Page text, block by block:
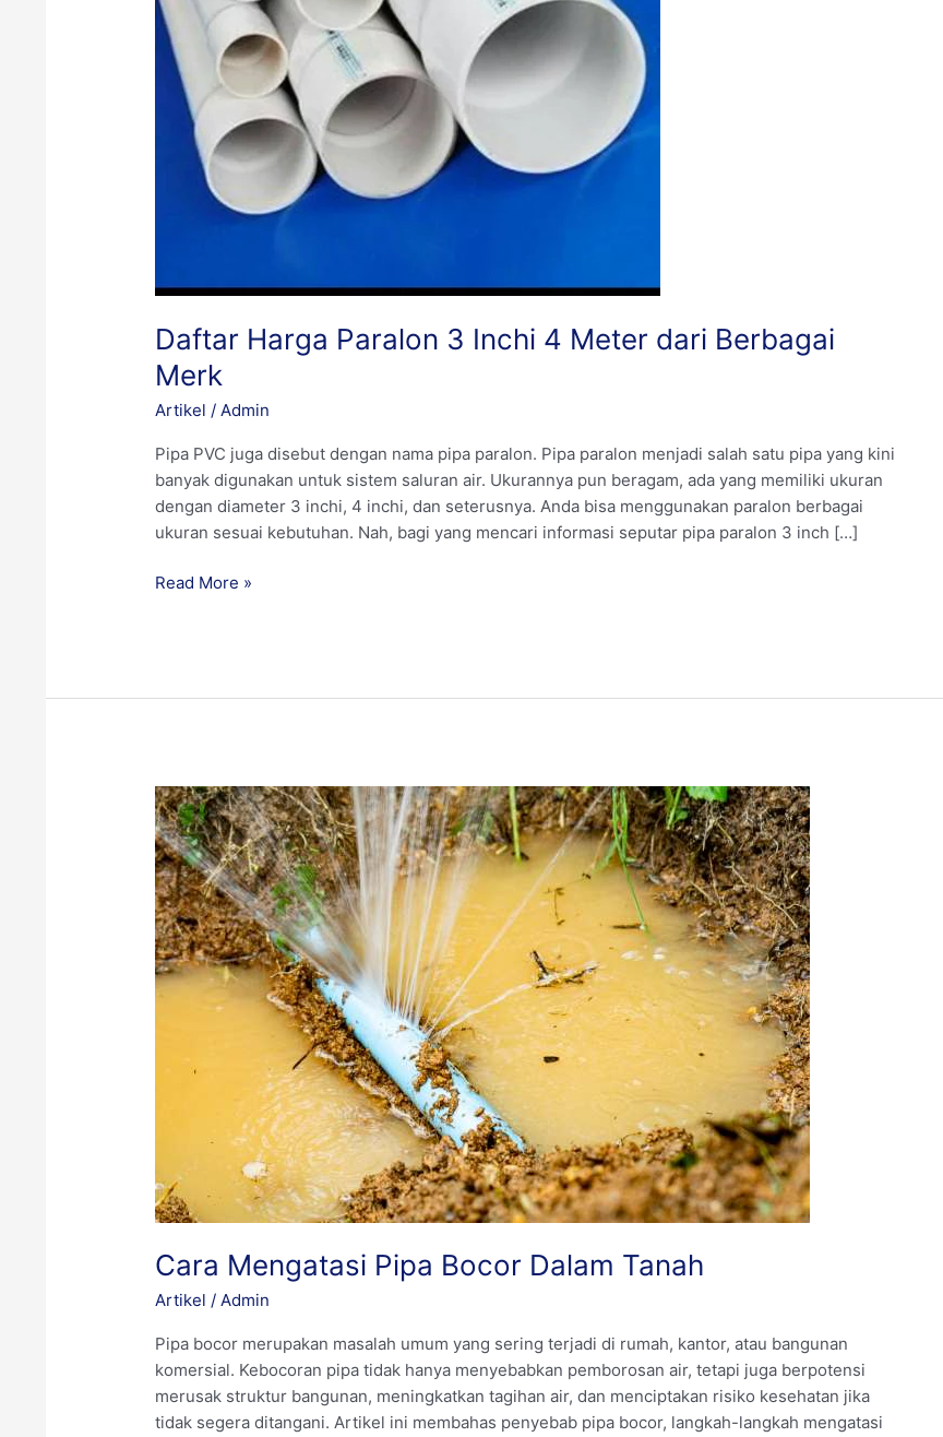
Daftar Harga Paralon 3 Inchi 4 Meter dari Berbagai
Merk
Artikel / Admin
Pipa PVC juga disebut dengan nama pipa paralon. Pipa paralon menjadi salah satu pipa yang kini
banyak digunakan untuk sistem saluran air. Ukurannya pun beragam, ada yang memiliki ukuran
dengan diameter 3 inchi, 4 inchi, dan seterusnya. Anda bisa menggunakan paralon berbagai
ukuran sesuai kebutuhan. Nah, bagi yang mencari informasi seputar pipa paralon 3 inch […]
Berbagai
Merk
Read More »
Cara Mengatasi Pipa Bocor Dalam Tanah
Artikel / Admin
Pipa bocor merupakan masalah umum yang sering terjadi di rumah, kantor, atau bangunan
komersial. Kebocoran pipa tidak hanya menyebabkan pemborosan air, tetapi juga berpotensi
merusak struktur bangunan, meningkatkan tagihan air, dan menciptakan risiko kesehatan jika
tidak segera ditangani. Artikel ini membahas penyebab pipa bocor, langkah-langkah mengatasi
Cara
Mengatasi
Pipa
Bocor
Dalam
Tanah